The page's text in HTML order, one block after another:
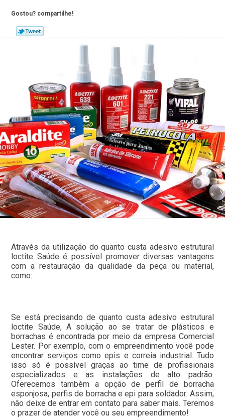
Gostou? compartilhe!
Através da utilização do quanto custa adesivo estrutural
loctite Saúde é possível promover diversas vantagens
com a restauração da qualidade da peça ou material,
como:
Se está precisando de quanto custa adesivo estrutural
loctite Saúde, A solução ao se tratar de plásticos e
borrachas é encontrada por meio da empresa Comercial
Lester. Por exemplo, com o empreendimento você pode
encontrar serviços como epis e correia industrial. Tudo
isso só é possível graças ao time de profissionais
especializados e as instalações de alto padrão.
Oferecemos também a opção de perfil de borracha
esponjosa, perfis de borracha e epi para soldador. Assim,
não deixe de entrar em contato para saber mais. Teremos
o prazer de atender você ou seu empreendimento!